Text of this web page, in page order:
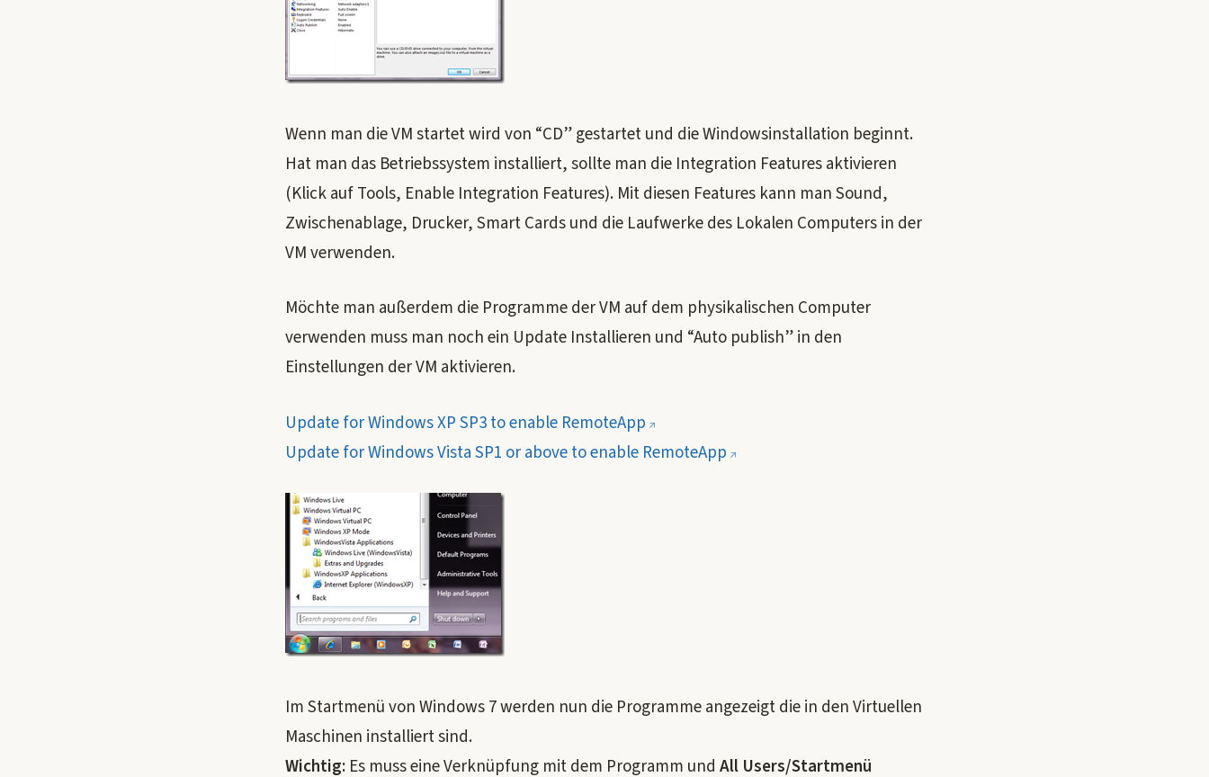
Wenn man die VM startet wird von “CD” gestartet und die Windowsinstallation beginnt.
Hat man das Betriebssystem installiert, sollte man die Integration Features aktivieren
(Klick auf Tools, Enable Integration Features). Mit diesen Features kann man Sound,
Zwischenablage, Drucker, Smart Cards und die Laufwerke des Lokalen Computers in der
VM verwenden.
Möchte man außerdem die Programme der VM auf dem physikalischen Computer
verwenden muss man noch ein Update Installieren und “Auto publish” in den
Einstellungen der VM aktivieren.
Update for Windows XP SP3 to enable RemoteApp
Update for Windows Vista SP1 or above to enable RemoteApp
Im Startmenü von Windows 7 werden nun die Programme angezeigt die in den Virtuellen
Maschinen installiert sind.
Wichtig:Es muss eine Verknüpfung mit dem Programm und All Users/Startmenü